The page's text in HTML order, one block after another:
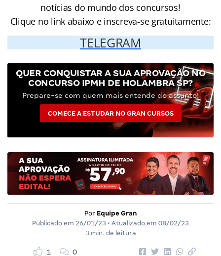
notícias do mundo dos concursos!
Clique no link abaixo e inscreva-se gratuitamente:
TELEGRAM
QUER CONQUISTAR A SUA APROVAÇÃO NO
CONCURSO IPMH DE HOLAMBRA SP?
Prepare-se com quem mais entende do assunto!
COMECE A ESTUDAR NO GRAN CURSOS
Por Equipe Gran
Publicado em 26/01/23 • Atualizado em 08/02/23
3 min. de leitura
1 0